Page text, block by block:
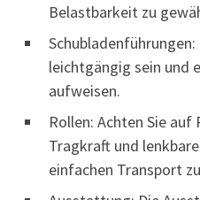
Belastbarkeit zu
leichtgängig sein und
aufweisen.
Rollen: Achten Sie
Tragkraft und
einfachen Transport